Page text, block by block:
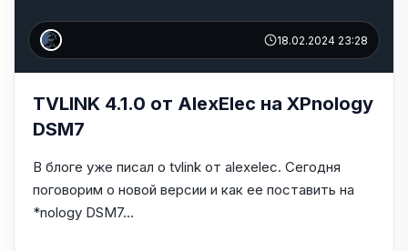
18.02.2024 23:28
TVLINK 4.1.0 от AlexElec на XPnology
DSM7
В блоге уже писал о tvlink от alexelec. Сегодня
поговорим о новой версии и как ее поставить на
*nology DSM7...